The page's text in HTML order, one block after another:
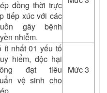
đồng thời trực
tiếp xúc với các
gây bệnh
nhiễm.
ít nhất 01 yếu tố
hiểm, độc hại
đạt tiêu
vệ sinh cho
Mức 3